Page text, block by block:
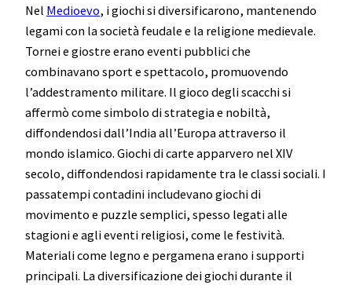
Nel Medioevo, i giochi si diversificarono, mantenendo
legami con la società feudale e la religione medievale.
Tornei e giostre erano eventi pubblici che
combinavano sport e spettacolo, promuovendo
l’addestramento militare. Il gioco degli scacchi si
affermò come simbolo di strategia e nobiltà,
diffondendosi dall’India all’Europa attraverso il
mondo islamico. Giochi di carte apparvero nel XIV
secolo, diffondendosi rapidamente tra le classi sociali. I
passatempi contadini includevano giochi di
movimento e puzzle semplici, spesso legati alle
stagioni e agli eventi religiosi, come le festività.
Materiali come legno e pergamena erano i supporti
principali. La diversificazione dei giochi durante il